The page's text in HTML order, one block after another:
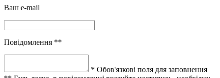
Ваш e-mail
Повідомлення **
* Обов'язкові поля для заповнення